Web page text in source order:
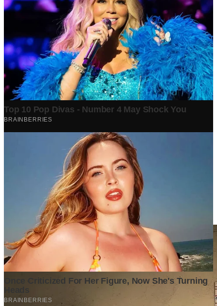
Berita Terpopuler
Surat Somasi Penyerobotan Tanah Terbaru 2024, Lengkap
Dengan Penjelasannya!
2 years ago